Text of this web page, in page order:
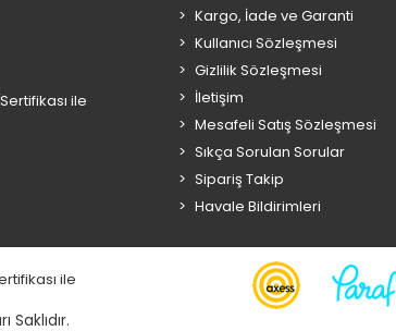
ile
Kargo, İade ve Garanti
Kullanıcı Sözleşmesi
Gizlilik Sözleşmesi
İletişim
Mesafeli Satış Sözleşmesi
Sıkça Sorulan Sorular
Sipariş Takip
Havale Bildirimleri
ile
Saklıdır.